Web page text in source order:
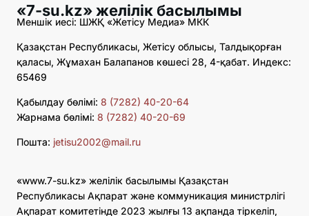
«7-su.kz» желілік басылымы
Меншік иесі: ШЖҚ «Жетісу Медиа» МКК
Қазақстан Республикасы, Жетісу облысы, Талдықорған
қаласы, Жұмахан Балапанов көшесі 28, 4-қабат. Индекс:
65469
Қабылдау бөлімі: 8 (7282) 40-20-64
Жарнама бөлімі: 8 (7282) 40-20-69
Пошта: jetisu2002@mail.ru
«www.7-su.kz» желілік басылымы Қазақстан
Республикасы Ақпарат және коммуникация министрлігі
Ақпарат комитетінде 2023 жылғы 13 ақпанда тіркеліп,